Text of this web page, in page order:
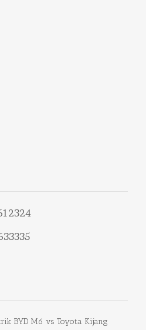
BYD M6 vs Toyota Kijang